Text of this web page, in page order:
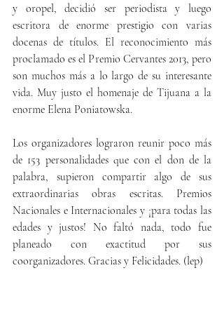
y oropel, decidió ser periodista y luego
escritora de enorme prestigio con varias
docenas de títulos. El reconocimiento más
proclamado es el Premio Cervantes 2013, pero
son muchos más a lo largo de su interesante
vida. Muy justo el homenaje de Tijuana a la
enorme Elena Poniatowska.
Los organizadores lograron reunir poco más
de 153 personalidades que con el don de la
palabra, supieron compartir algo de sus
extraordinarias obras escritas. Premios
Nacionales e Internacionales y ¡para todas las
edades y justos! No faltó nada, todo fue
planeado con exactitud por sus
coorganizadores. Gracias y Felicidades. (lep)